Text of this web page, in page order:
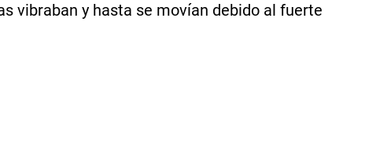
vibraban y hasta se movían debido al fuerte